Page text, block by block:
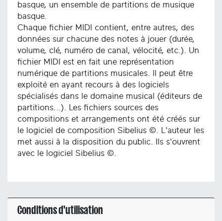
basque, un ensemble de partitions de musique
basque.
Chaque fichier MIDI contient, entre autres, des
données sur chacune des notes à jouer (durée,
volume, clé, numéro de canal, vélocité, etc.). Un
fichier MIDI est en fait une représentation
numérique de partitions musicales. Il peut être
exploité en ayant recours à des logiciels
spécialisés dans le domaine musical (éditeurs de
partitions...). Les fichiers sources des
compositions et arrangements ont été créés sur
le logiciel de composition Sibelius ©. L'auteur les
met aussi à la disposition du public. Ils s'ouvrent
avec le logiciel Sibelius ©.
Conditions d'utilisation